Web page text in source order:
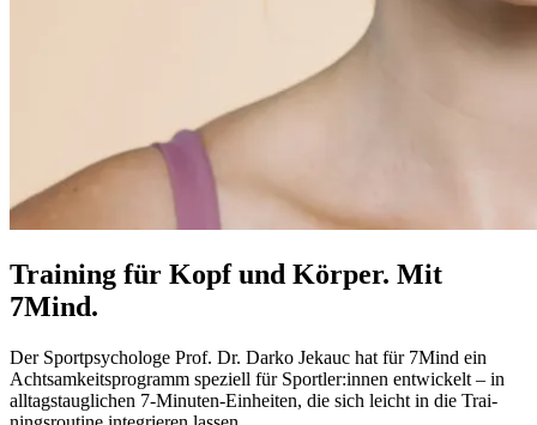
Training für Kopf und Körper. Mit
7Mind.
Der Sport­psy­cho­loge Prof. Dr. Darko Jekauc hat für 7Mind ein
Acht­sam­keits­pro­gramm spe­zi­ell für Sportler:innen ent­wi­ckelt – in
all­tags­taug­li­chen 7-Minu­ten-Ein­hei­ten, die sich leicht in die Trai­